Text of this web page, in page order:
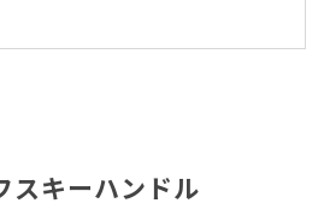
スキーハンドル